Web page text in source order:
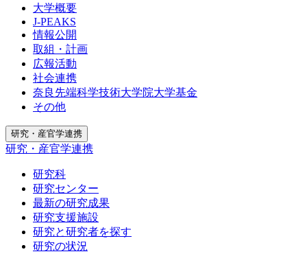
大学概要
J-PEAKS
情報公開
取組・計画
広報活動
社会連携
奈良先端科学技術大学院大学基金
その他
研究・産官学連携
研究・産官学連携
研究科
研究センター
最新の研究成果
研究支援施設
研究と研究者を探す
研究の状況